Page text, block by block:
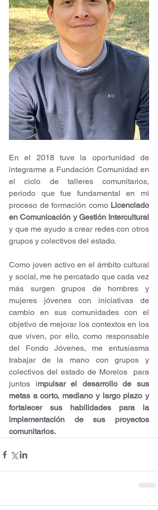
En el 2018 tuve la oportunidad de
integrarme a Fundación Comunidad en
el ciclo de talleres comunitarios,
periodo que fue fundamental en mi
proceso de formación como Licenciado
en Comunicación y Gestión Intercultural
y que me ayudo a crear redes con otros
grupos y colectivos del estado.
Como joven activo en el ámbito cultural
y social, me he percatado que cada vez
más surgen grupos de hombres y
mujeres jóvenes con iniciativas de
cambio en sus comunidades con el
objetivo de mejorar los contextos en los
que viven, por ello, como responsable
del Fondo Jóvenes, me entusiasma
trabajar de la mano con grupos y
colectivos del estado de Morelos  para
juntos impulsar el desarrollo de sus
metas a corto, mediano y largo plazo y
fortalecer sus habilidades para la
implementación de sus proyectos
comunitarios.